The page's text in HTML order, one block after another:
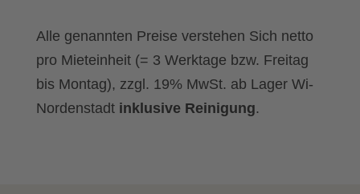
Alle genannten Preise verstehen Sich netto
pro Mieteinheit (= 3 Werktage bzw. Freitag
bis Montag), zzgl. 19% MwSt. ab Lager Wi-
Nordenstadt inklusive Reinigung.